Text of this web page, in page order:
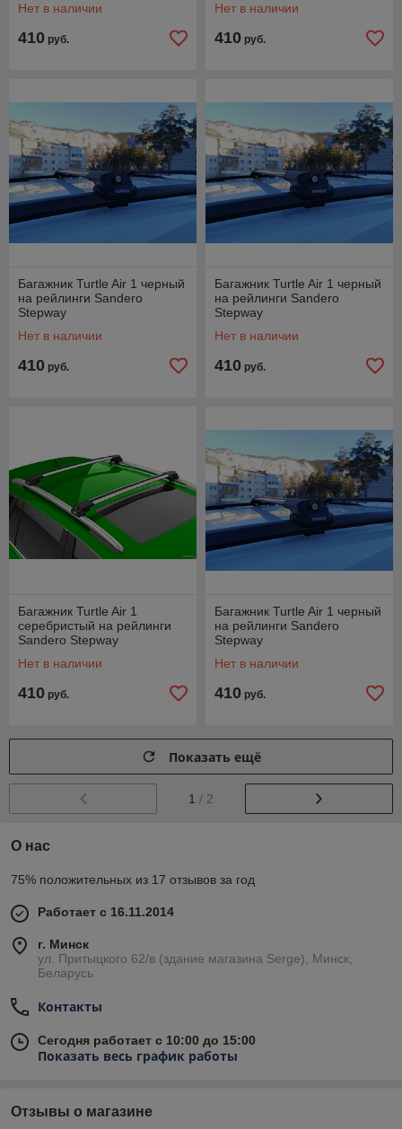
Нет в наличии
410 руб.
Нет в наличии
410 руб.
Багажник Turtle Air 1 черный
на рейлинги Sandero
Stepway
Нет в наличии
410 руб.
Багажник Turtle Air 1 черный
на рейлинги Sandero
Stepway
Нет в наличии
410 руб.
Багажник Turtle Air 1
серебристый на рейлинги
Sandero Stepway
Нет в наличии
410 руб.
Багажник Turtle Air 1 черный
на рейлинги Sandero
Stepway
Нет в наличии
410 руб.
Показать ещё
1 / 2
О нас
75% положительных из 17 отзывов за год
Работает с 16.11.2014
г. Минск
ул. Притыцкого 62/в (здание магазина Serge), Минск,
Беларусь
Контакты
Сегодня работает с 10:00 до 15:00
Показать весь график работы
Отзывы о магазине